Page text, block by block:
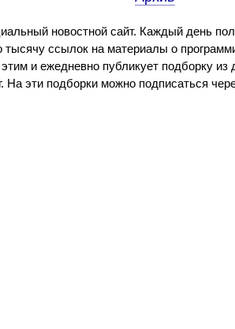
новостной сайт. Каждый день
ссылок на материалы о
и ежедневно публикует подборку
На эти подборки можно подписаться